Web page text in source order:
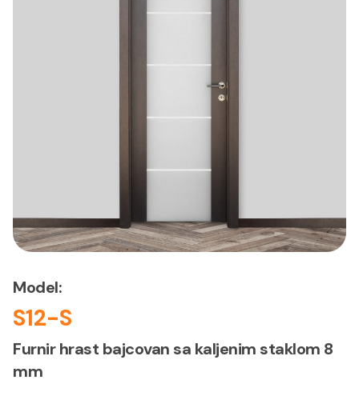
Model:
S12-S
Furnir hrast bajcovan sa kaljenim staklom 8
mm